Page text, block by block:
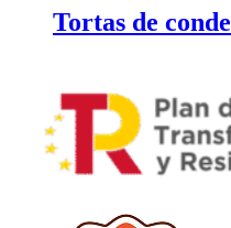
Tortas de conde